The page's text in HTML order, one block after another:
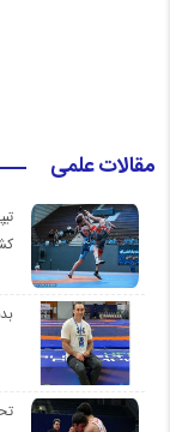
مقالات علمی